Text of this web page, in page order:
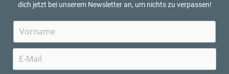
dich jetzt bei unserem Newsletter an, um nichts zu verpassen!